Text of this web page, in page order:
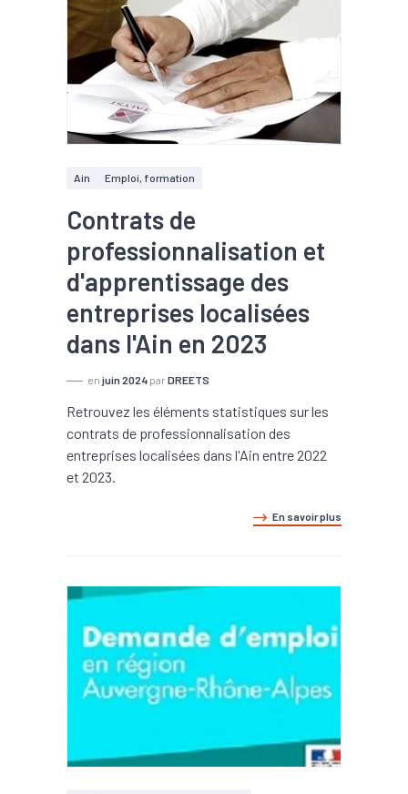
Ain Emploi, formation
Contrats de
professionnalisation et
d'apprentissage des
entreprises localisées
dans l'Ain en 2023
en juin 2024 par DREETS
Retrouvez les éléments statistiques sur les
contrats de professionnalisation des
entreprises localisées dans l'Ain entre 2022
et 2023.
En savoir plus